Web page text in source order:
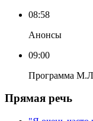
08:58
Анонсы
09:00
Программа
Прямая речь